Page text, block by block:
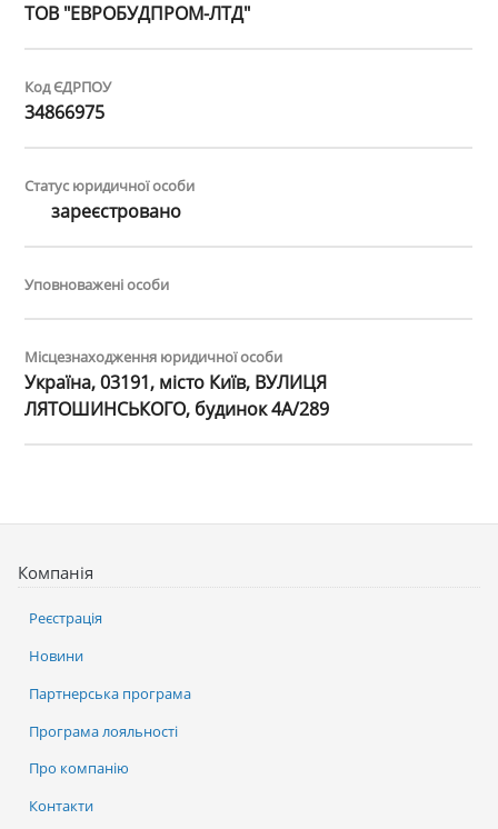
ТОВ "ЕВРОБУДПРОМ-ЛТД"
Код ЄДРПОУ
34866975
Статус юридичної особи
зареєстровано
Уповноважені особи
Місцезнаходження юридичної особи
Україна, 03191, місто Київ, ВУЛИЦЯ
ЛЯТОШИНСЬКОГО, будинок 4А/289
Компанія
Реєстрація
Новини
Партнерська програма
Програма лояльності
Про компанію
Контакти